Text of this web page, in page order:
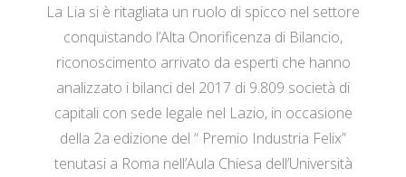
La Lia si è ritagliata un ruolo di spicco nel settore
conquistando l’Alta Onorificenza di Bilancio,
riconoscimento arrivato da esperti che hanno
analizzato i bilanci del 2017 di 9.809 società di
capitali con sede legale nel Lazio, in occasione
della 2a edizione del “ Premio Industria Felix”
tenutasi a Roma nell’Aula Chiesa dell’Università